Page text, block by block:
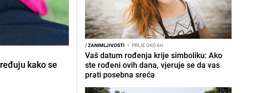
kako se
/ZANIMLJIVOSTI I PRIJE OKO 6H
Vaš datum rođenja krije simboliku: Ako
ste rođeni ovih dana, vjeruje se da vas
prati posebna sreća